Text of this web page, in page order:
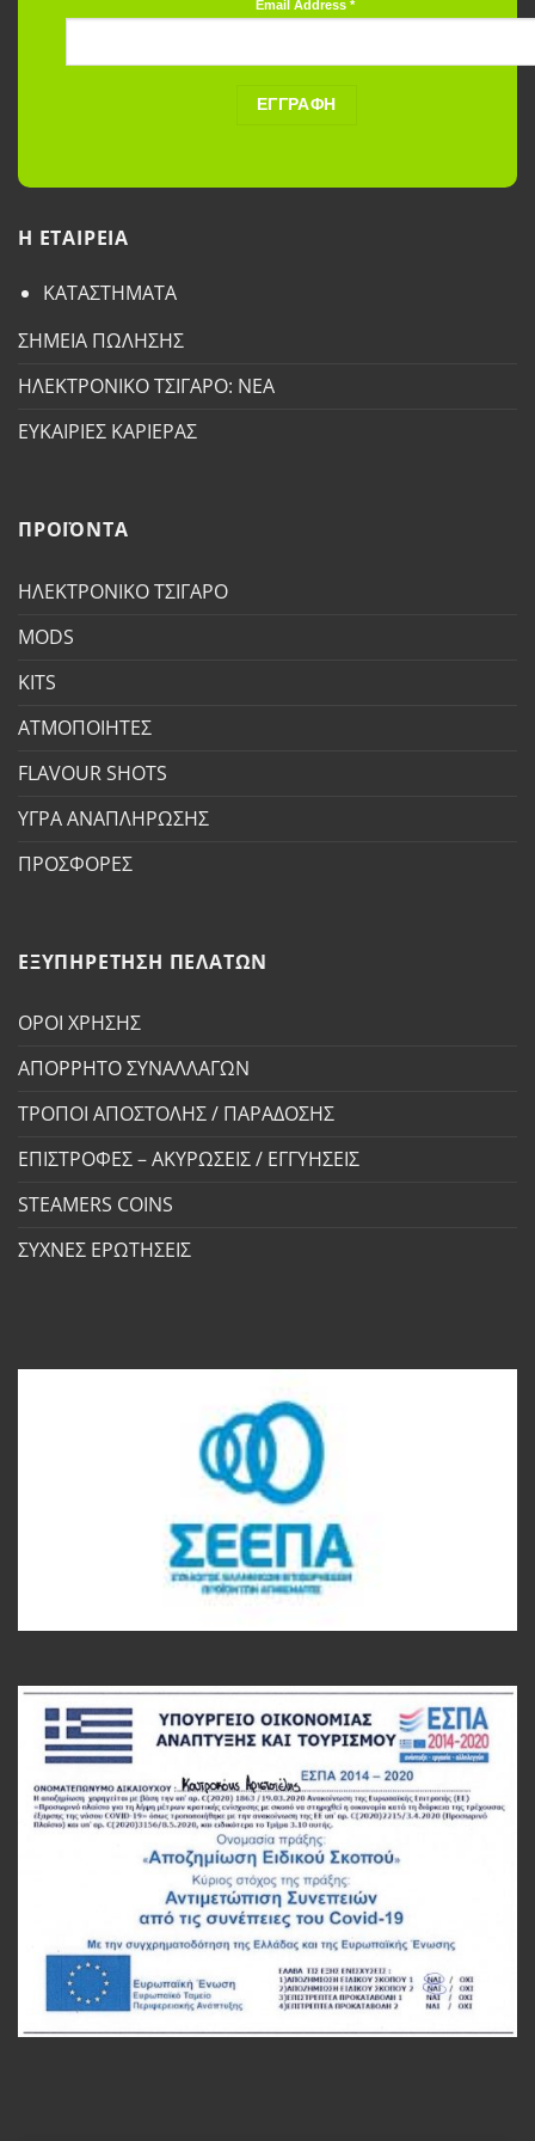
Email Address *
H ETAΙΡΕΙΑ
ΚΑΤΑΣΤΗΜΑΤΑ
ΣΗΜΕΙΑ ΠΩΛΗΣΗΣ
ΗΛΕΚΤΡΟΝΙΚΟ ΤΣΙΓΑΡΟ: ΝΕΑ
ΕΥΚΑΙΡΙΕΣ ΚΑΡΙΕΡΑΣ
ΠΡΟΪΟΝΤΑ
ΗΛΕΚΤΡΟΝΙΚΟ ΤΣΙΓΑΡΟ
MODS
KITS
ΑΤΜΟΠΟΙΗΤΕΣ
FLAVOUR SHOTS
ΥΓΡΑ ΑΝΑΠΛΗΡΩΣΗΣ
ΠΡΟΣΦΟΡΕΣ
ΕΞΥΠΗΡΕΤΗΣΗ ΠΕΛΑΤΩΝ
ΟΡΟΙ ΧΡΗΣΗΣ
ΑΠΟΡΡΗΤΟ ΣΥΝΑΛΛΑΓΩΝ
ΤΡΟΠΟΙ ΑΠΟΣΤΟΛΗΣ / ΠΑΡΑΔΟΣΗΣ
ΕΠΙΣΤΡΟΦΕΣ – ΑΚΥΡΩΣΕΙΣ / ΕΓΓΥΗΣΕΙΣ
STEAMERS COINS
ΣΥΧΝΕΣ ΕΡΩΤΗΣΕΙΣ